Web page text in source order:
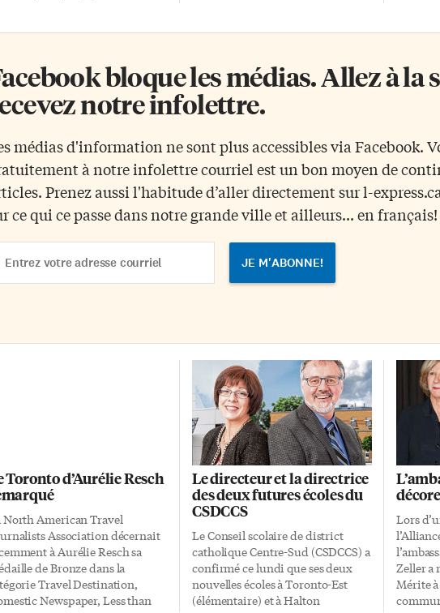
Rouleau dans le cadre de la
de son adoubement
membre de la Compagnie
cette occasion, un nombre
de juristes et de
d’organismes avaient
l’invitation du Comité des
officielles de l’Association
Barreau de l’Ontario de venir
Viamonde lors de leur réunion
régulière du mois de janvier. Bien
avant que l’environnement ne soit
Sauriol a dédié sa vie à la
protection de la nature. De plus, il
a été un ardent défenseur de la
Don Valley et a écrit quatre livres
sur son histoire. En 1989, en
reconnaissance pour son travail de
2006.
sera
s’est
festive
bloque les médias. Allez à la
notre infolettre.
médias d'information ne sont plus accessibles via Facebook.
à notre infolettre courriel est un bon moyen de
Prenez aussi l'habitude d’aller directement sur l-
ce qui ce passe dans notre grande ville et ailleurs... en français!
Toronto d’Aurélie Resch
North American Travel
Association décernait
à Aurélie Resch sa
de Bronze dans la
Travel Destination,
Newspaper, Less than
Le directeur et la directrice
des deux futures écoles du
CSDCCS
Le Conseil scolaire de district
catholique Centre-Sud (CSDCCS) a
confirmé ce lundi que ses deux
nouvelles écoles à Toronto-Est
(élémentaire) et à Halton
Lors
Zeller a
Mérite